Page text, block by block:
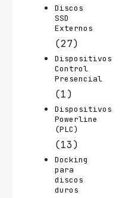
Discos
SSD
Externos
(27)
Dispositivos
Control
Presencial
(1)
Dispositivos
Powerline
(PLC)
(13)
Docking
para
discos
duros